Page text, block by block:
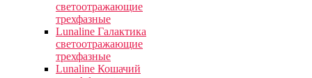
светоотражающие
трехфазные
Lunaline Галактика
светоотражающие
трехфазные
Lunaline Кошачий